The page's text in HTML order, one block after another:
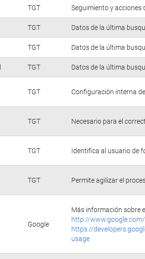
TGT Seguimiento y acciones
TGT Datos de la última
TGT Datos de la última
TGT Datos de la última
TGT Configuración interna
TGT Necesario para el
TGT Identifica al usuario de
TGT Permite agilizar el
Google
Más información sobre
http://
https://
usage